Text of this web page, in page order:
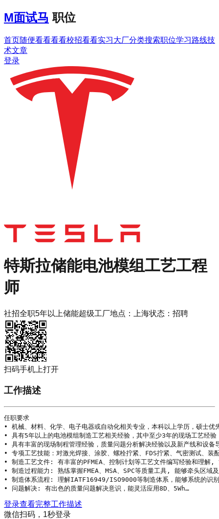
M面试马 职位
首页随便看看看看校招看看实习大厂分类搜索职位学习路线技
术文章
登录
特斯拉储能电池模组工艺工程
师
社招全职5年以上储能超级工厂地点： 上海状态： 招聘
扫码手机上打开
工作描述
任职要求
• 机械、材料、化学、电子电器或自动化相关专业，本科以上学历 ，硕士优
• 具有5年以上的电池模组制造工艺相关经验，其中至少3年的现场工艺经
• 具有丰富的现场制程管理经验，质量问题分析解决经验以及新产线和设备
• 专项工艺技能：对激光焊接、涂胶、螺栓拧紧、FDS拧紧、气密测试、
• 制造工艺文件: 有丰富的PFMEA、控制计划等工艺文件编写经验和理解,
• 制造过程能力: 熟练掌握FMEA、MSA、SPC等质量工具, 能够牵头区域
• 制造体系流程: 理解IATF16949/ISO9000等制造体系，能够系统的识
• 问题解决: 有出色的质量问题解决意识，能灵活应用8D、5Wh…
登录查看完整工作描述
微信扫码，1秒登录